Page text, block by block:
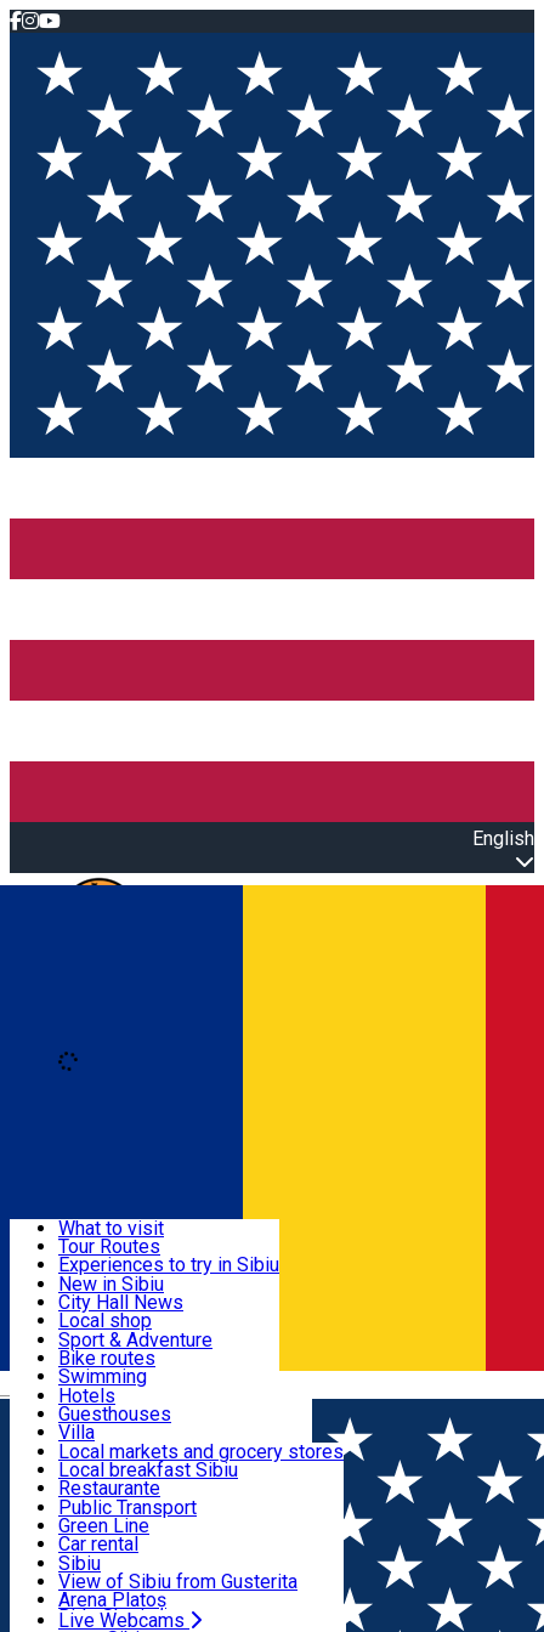
English
Română
Useful info
Activities & Adventure
Accommodation
Food, Drinks & Nightlife
Transport & Parking
Live Webcams
What to visit
Tour Routes
Experiences to try in Sibiu
Podcast
Culture
Museums
Churches
Parks, Zoo
County of Sibiu
New in Sibiu
City Hall News
Local shop
Sibiu artisans
Sibiul Verde
Public services
Education
How do I get to Sibiu
Tourist Info
Tour Guides
Guided tours
Publicații locale
Beauty salons
Sport & Adventure
Bike routes
Swimming
Riding
Indoor activities
Loc de joacă indoor
Loc de joacă outdoor
Ski
Ice skating
Yoga
Hotels
Guesthouses
Villa
Hostels
Motel
Camping
Renting rooms
Rooms for rent
Accommodation outside Sibiu
Local markets and grocery stores
Local breakfast Sibiu
Restaurante
Pizza
Fast Food
Coffee
Sweets
Pub, Bar
Night clubs
Bakeries
Public Transport
Green Line
Car rental
Rent a bike
Scooter rentals
Taxi
Ride Sharing
Sibiu
View of Sibiu from Gusterita
Arena Platoș
Live Webcams